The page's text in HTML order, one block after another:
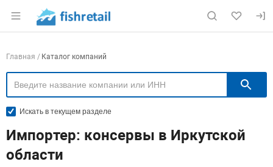
Раздел навигации по сайту fishretail.ru
Навигация по компаниям
Главная Каталог компаний
Искать в текущем разделе
Импортер: консервы в Иркутской
области